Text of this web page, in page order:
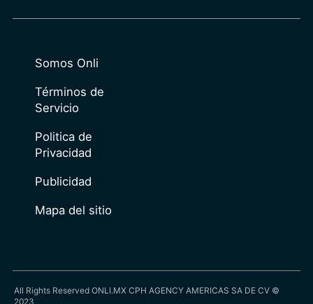
Somos Onli
Términos de
Servicio
Politica de
Privacidad
Publicidad
Mapa del sitio
All Rights Reserved ONLI.MX CPH AGENCY AMERICAS SA DE CV ©
2023